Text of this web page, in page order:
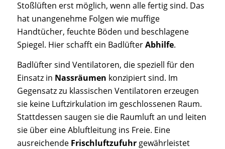
Stoßlüften erst möglich, wenn alle fertig sind. Das
hat unangenehme Folgen wie muffige
Handtücher, feuchte Böden und beschlagene
Spiegel. Hier schafft ein BadlüfterAbhilfe.
Badlüfter sind Ventilatoren, die speziell für den
Einsatz in Nassräumen konzipiert sind. Im
Gegensatz zu klassischen Ventilatoren erzeugen
sie keine Luftzirkulation im geschlossenen Raum.
Stattdessen saugen sie die Raumluft an und leiten
sie über eine Abluftleitung ins Freie. Eine
ausreichende Frischluftzufuhrgewährleistet